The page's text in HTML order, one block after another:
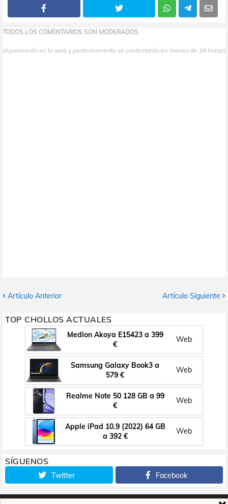
TODOS LOS COMENTARIOS SON MODERADOS
(Aparecerán en la web y posteriormente se contestarán en menos de 24 horas)
Artículo Anterior Artículo Siguiente
TOP CHOLLOS ACTUALES
Medion Akoya E15423 a 399
€
Web
Samsung Galaxy Book3 a
579 €
Web
Realme Note 50 128 GB a 99
€
Web
Apple iPad 10.9 (2022) 64 GB
a 392 €
Web
SÍGUENOS
Twitter Facebook